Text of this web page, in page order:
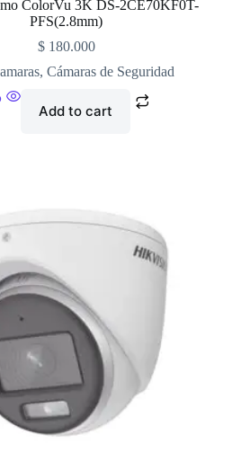
ColorVu 3K DS-2CE70KF0T-
PFS(2.8mm)
$180.000
,Cámaras de Seguridad
Add to cart